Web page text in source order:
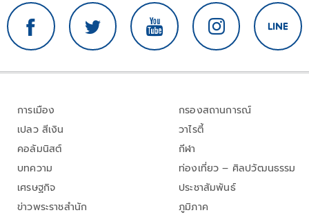
การเมือง
เปลว สีเงิน
คอลัมนิสต์
บทความ
เศรษฐกิจ
ข่าวพระราชสำนัก
กรองสถานการณ์
วาไรตี้
กีฬา
ท่องเที่ยว – ศิลปวัฒนธรรม
ประชาสัมพันธ์
ภูมิภาค